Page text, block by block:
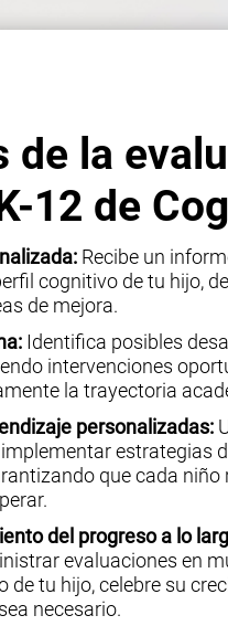
de la
12 de
Recibe un
cognitivo de tu hijo,
de mejora.
Identifica posibles
intervenciones
la trayectoria
personalizadas:
estrategias
que cada niño
del progreso a lo
evaluaciones en
de tu hijo, celebre su
necesario.